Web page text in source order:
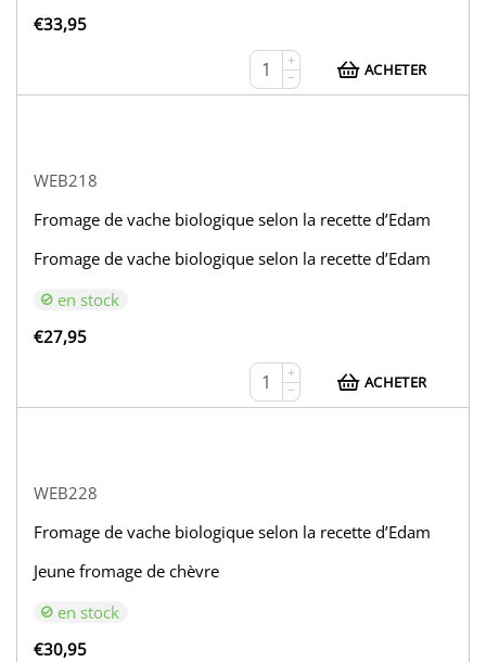
€33,95
+
−
ACHETER
WEB218
Fromage de vache biologique selon la recette d’Edam
Fromage de vache biologique selon la recette d’Edam
en stock
€27,95
+
−
ACHETER
WEB228
Fromage de vache biologique selon la recette d’Edam
Jeune fromage de chèvre
en stock
€30,95